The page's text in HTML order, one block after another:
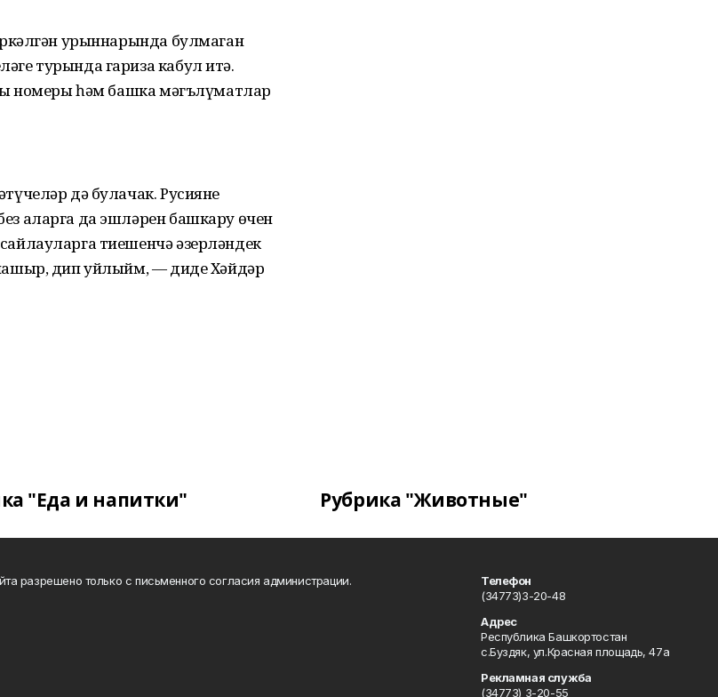
урыннарында булмаган
турында гариза кабул итә.
номеры һәм башка мәгълүматлар
дә булачак. Русиянең
аларга да эшләрен башкару өчен
тиешенчә әзерләндек
дип уйлыйм, — диде Хәйдәр
"Еда и напитки" Рубрика "Животные"
разрешено только с письменного согласия администрации.
Телефон
(34773)3-20-48
Адрес
Республика Башкортостан
с.Буздяк, ул.Красная площадь, 47а
Рекламная служба
(34773) 3-20-55